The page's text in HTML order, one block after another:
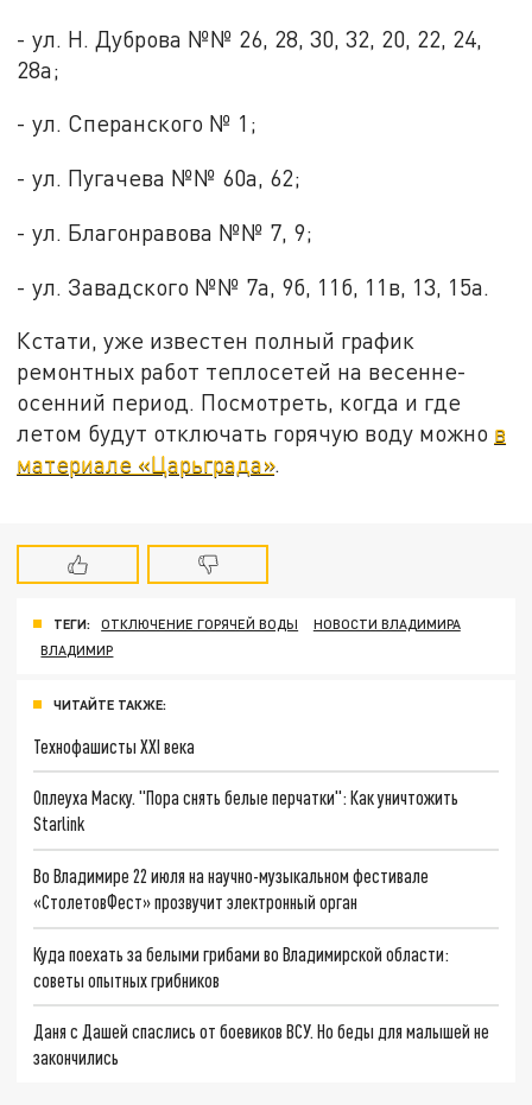
- ул. Н. Дуброва №№ 26, 28, 30, 32, 20, 22, 24,
28а;
- ул. Сперанского № 1;
- ул. Пугачева №№ 60а, 62;
- ул. Благонравова №№ 7, 9;
- ул. Завадского №№ 7а, 9б, 11б, 11в, 13, 15а.
Кстати, уже известен полный график
ремонтных работ теплосетей на весенне-
осенний период. Посмотреть, когда и где
летом будут отключать горячую воду можно в
материале «Царьграда».
ТЕГИ: ОТКЛЮЧЕНИЕ ГОРЯЧЕЙ ВОДЫ
НОВОСТИ ВЛАДИМИРА
ВЛАДИМИР
ЧИТАЙТЕ ТАКЖЕ:
Технофашисты XXI века
Оплеуха Маску. "Пора снять белые перчатки": Как уничтожить
Starlink
Во Владимире 22 июля на научно-музыкальном фестивале
«СтолетовФест» прозвучит электронный орган
Куда поехать за белыми грибами во Владимирской области:
советы опытных грибников
Даня с Дашей спаслись от боевиков ВСУ. Но беды для малышей не
закончились